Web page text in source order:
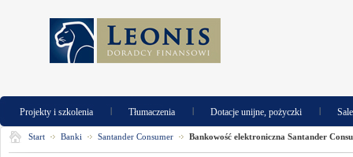
Projekty i szkolenia | Tłumaczenia | Dotacje unijne, pożyczki |
Start Banki Santander Consumer Bankowość elektroniczna Santander